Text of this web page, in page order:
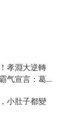
孝淵大逆轉
气宣言：葛
小肚子都變